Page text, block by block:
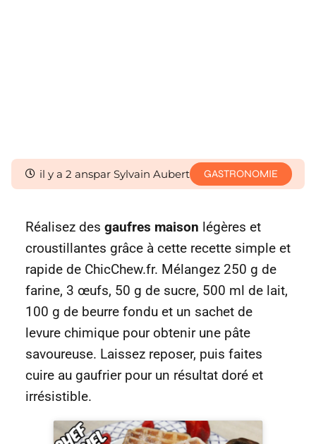
il y a 2 anspar Sylvain Aubert GASTRONOMIE
Réalisez des gaufres maison légères et
croustillantes grâce à cette recette simple et
rapide de ChicChew.fr. Mélangez 250 g de
farine, 3 œufs, 50 g de sucre, 500 ml de lait,
100 g de beurre fondu et un sachet de
levure chimique pour obtenir une pâte
savoureuse. Laissez reposer, puis faites
cuire au gaufrier pour un résultat doré et
irrésistible.